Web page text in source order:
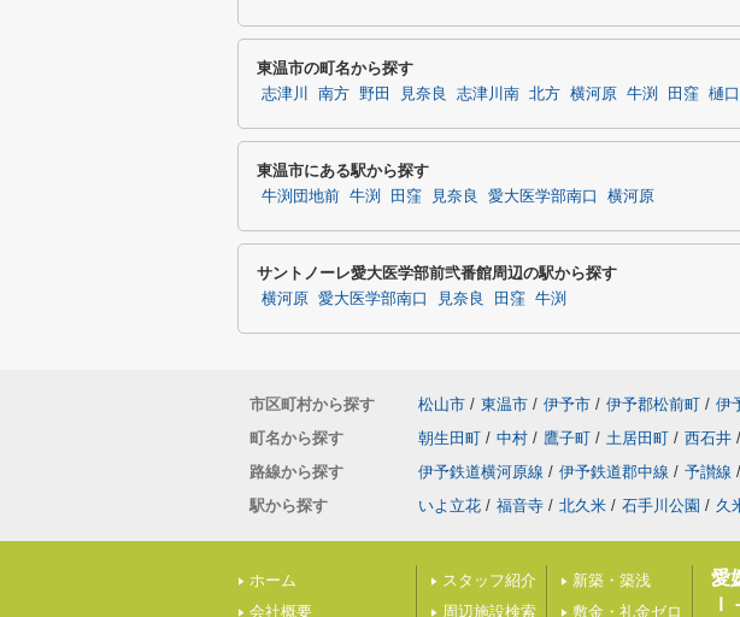
東温市の町名から探す
志津川 南方 野田 見奈良 志津川南 北方 横河原 牛渕 田窪 樋口
東温市にある駅から探す
牛渕団地前 牛渕 田窪 見奈良 愛大医学部南口 横河原
サントノーレ愛大医学部前弐番館周辺の駅から探す
横河原 愛大医学部南口 見奈良 田窪 牛渕
市区町村から探す 松山市 / 東温市 / 伊予市 / 伊予郡松前町 / 伊
町名から探す
朝生田町 / 中村 / 鷹子町 / 土居田町 / 西石井 /
路線から探す
伊予鉄道横河原線 / 伊予鉄道郡中線 / 予讃線 /
駅から探す
いよ立花 / 福音寺 / 北久米 / 石手川公園 / 久
ホーム
会社概要
スタッフ紹介
周辺施設検索
新築・築浅
敷金・礼金ゼロ
愛